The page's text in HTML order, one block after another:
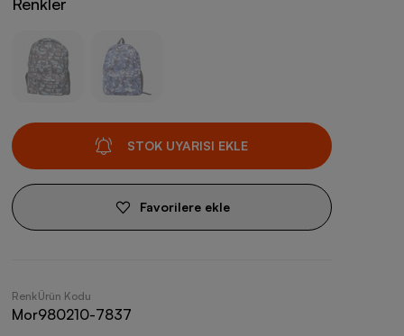
STOK UYARISI EKLE
Favorilere ekle
Renk
Mor
Ürün Kodu
980210-7837